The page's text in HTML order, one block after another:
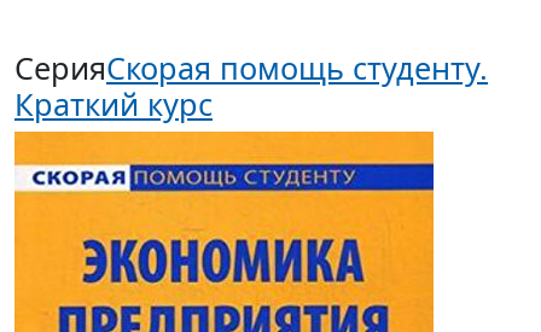
СерияСкорая помощь студенту.
Краткий курс